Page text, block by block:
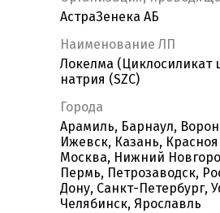
АстраЗенека АБ
Наименование ЛП
Локелма (Циклосиликат
натрия (SZC)
Города
Арамиль, Барнаул,
Ижевск, Казань,
Москва, Нижний
Пермь, Петрозаводск,
Дону, Санкт-Петербург,
Челябинск, Ярославль